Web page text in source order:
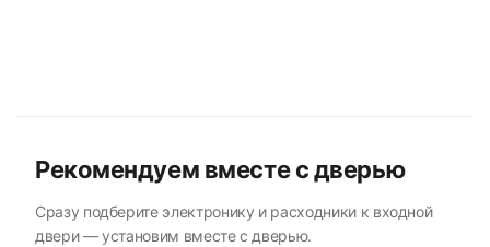
Рекомендуем вместе с дверью
Сразу подберите электронику и расходники к входной
двери — установим вместе с дверью.